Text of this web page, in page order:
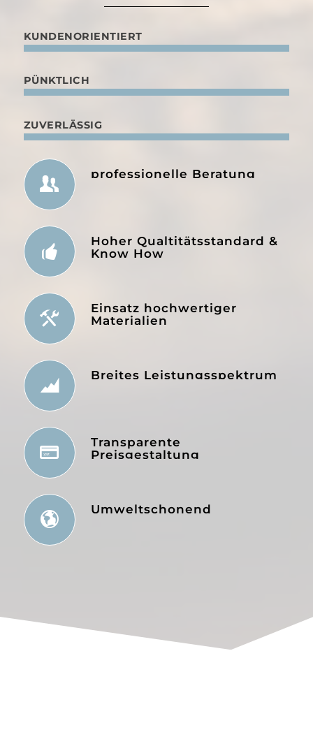
KUNDENORIENTIERT
PÜNKTLICH
ZUVERLÄSSIG
professionelle Beratung
Hoher Qualtitätsstandard &
Know How
Einsatz hochwertiger
Materialien
Breites Leistungsspektrum
Transparente
Preisgestaltung
Umweltschonend